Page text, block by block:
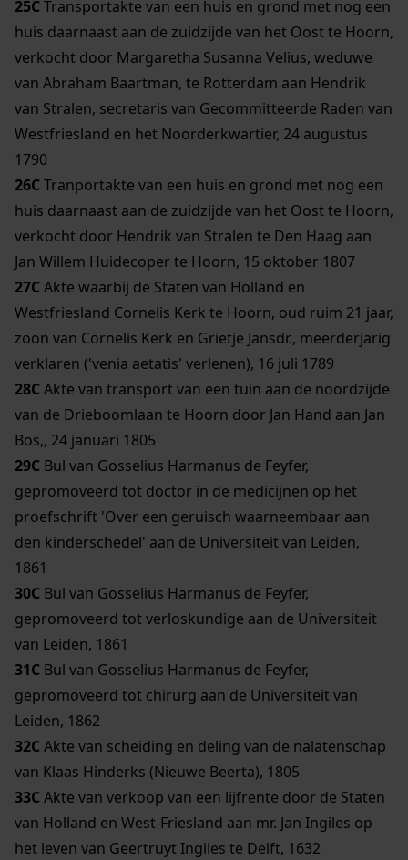
25C Transportakte van een huis en grond met nog een
huis daarnaast aan de zuidzijde van het Oost te Hoorn,
verkocht door Margaretha Susanna Velius, weduwe
van Abraham Baartman, te Rotterdam aan Hendrik
van Stralen, secretaris van Gecommitteerde Raden van
Westfriesland en het Noorderkwartier, 24 augustus
1790
26C Tranportakte van een huis en grond met nog een
huis daarnaast aan de zuidzijde van het Oost te Hoorn,
verkocht door Hendrik van Stralen te Den Haag aan
Jan Willem Huidecoper te Hoorn, 15 oktober 1807
27C Akte waarbij de Staten van Holland en
Westfriesland Cornelis Kerk te Hoorn, oud ruim 21 jaar,
zoon van Cornelis Kerk en Grietje Jansdr., meerderjarig
verklaren ('venia aetatis' verlenen), 16 juli 1789
28C Akte van transport van een tuin aan de noordzijde
van de Drieboomlaan te Hoorn door Jan Hand aan Jan
Bos,, 24 januari 1805
29C Bul van Gosselius Harmanus de Feyfer,
gepromoveerd tot doctor in de medicijnen op het
proefschrift 'Over een geruisch waarneembaar aan
den kinderschedel' aan de Universiteit van Leiden,
1861
30C Bul van Gosselius Harmanus de Feyfer,
gepromoveerd tot verloskundige aan de Universiteit
van Leiden, 1861
31C Bul van Gosselius Harmanus de Feyfer,
gepromoveerd tot chirurg aan de Universiteit van
Leiden, 1862
32C Akte van scheiding en deling van de nalatenschap
van Klaas Hinderks (Nieuwe Beerta), 1805
33C Akte van verkoop van een lijfrente door de Staten
van Holland en West-Friesland aan mr. Jan Ingiles op
het leven van Geertruyt Ingiles te Delft, 1632